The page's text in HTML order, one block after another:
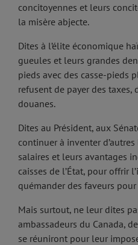
concitoyennes et leurs
la misère abjecte.
Dites à l’élite économique
gueules et leurs grandes
pieds avec des casse-pieds
refusent de payer des taxes,
douanes.
Dites au Président, aux
continuer à inventer
salaires et leurs avantages
caisses de l’État, pour offrir
quémander des faveurs
Mais surtout, ne leur dites
ambassadeurs du Canada,
se réuniront pour leur